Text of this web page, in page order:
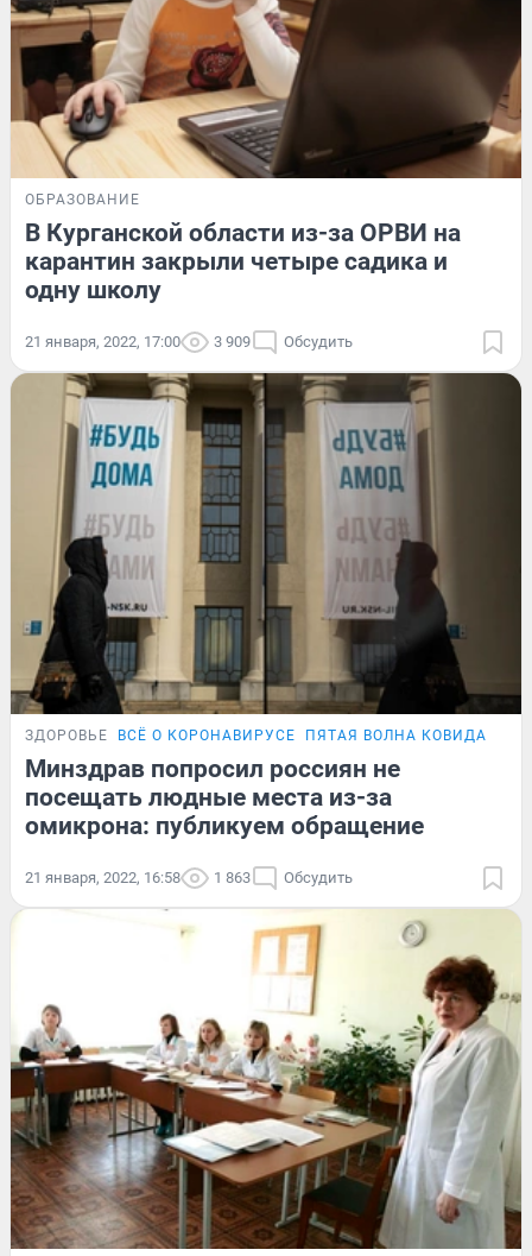
ОБРАЗОВАНИЕ
В Курганской области из-за ОРВИ на
карантин закрыли четыре садика и
одну школу
21 января, 2022, 17:00 3 909 Обсудить
ЗДОРОВЬЕ ВСЁ О КОРОНАВИРУСЕ ПЯТАЯ ВОЛНА КОВИДА
Минздрав попросил россиян не
посещать людные места из-за
омикрона: публикуем обращение
21 января, 2022, 16:58 1 863 Обсудить